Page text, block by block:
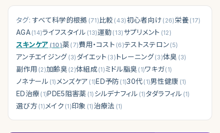
タグ: すべて科学的根拠 (71) 比較 ( 43)初心者向け ( 26) 栄養 ( 17)
AGA (14)ライフスタイル (13)運動 ( 13) サプリメント (12)
スキンケア (10 )薬 ( 7)費用・コスト (6)テストステロン (5)
アンチエイジング (3) ダイエット (3) トレーニング(3)体臭 (3)
副作用 (2)加齢臭 (2)体組成 (1)ミドル脂臭 ( 1)ワキガ( 1)
ノネナール (1) メンズケア ( 1)ED予防 ( 1)30代 ( 1)男性健康 (1)
ED治療 ( 1)PDE5阻害薬 (1) シルデナフィル (1)タダラフィル (1)
選び方 (1) メイク (1)印象 (1)治療法 (1)